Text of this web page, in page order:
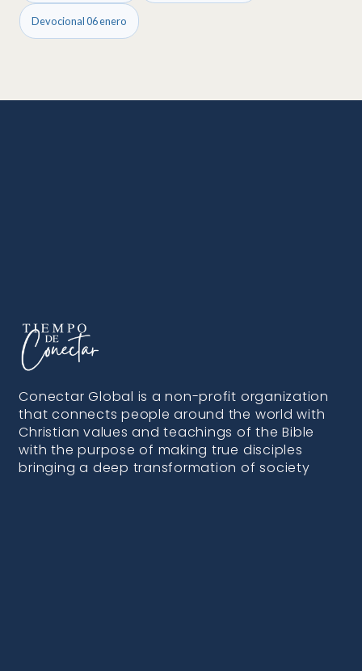
Devocional 06 enero
Conectar Global is a non-profit organization
that connects people around the world with
Christian values and teachings of the Bible
with the purpose of making true disciples
bringing a deep transformation of society